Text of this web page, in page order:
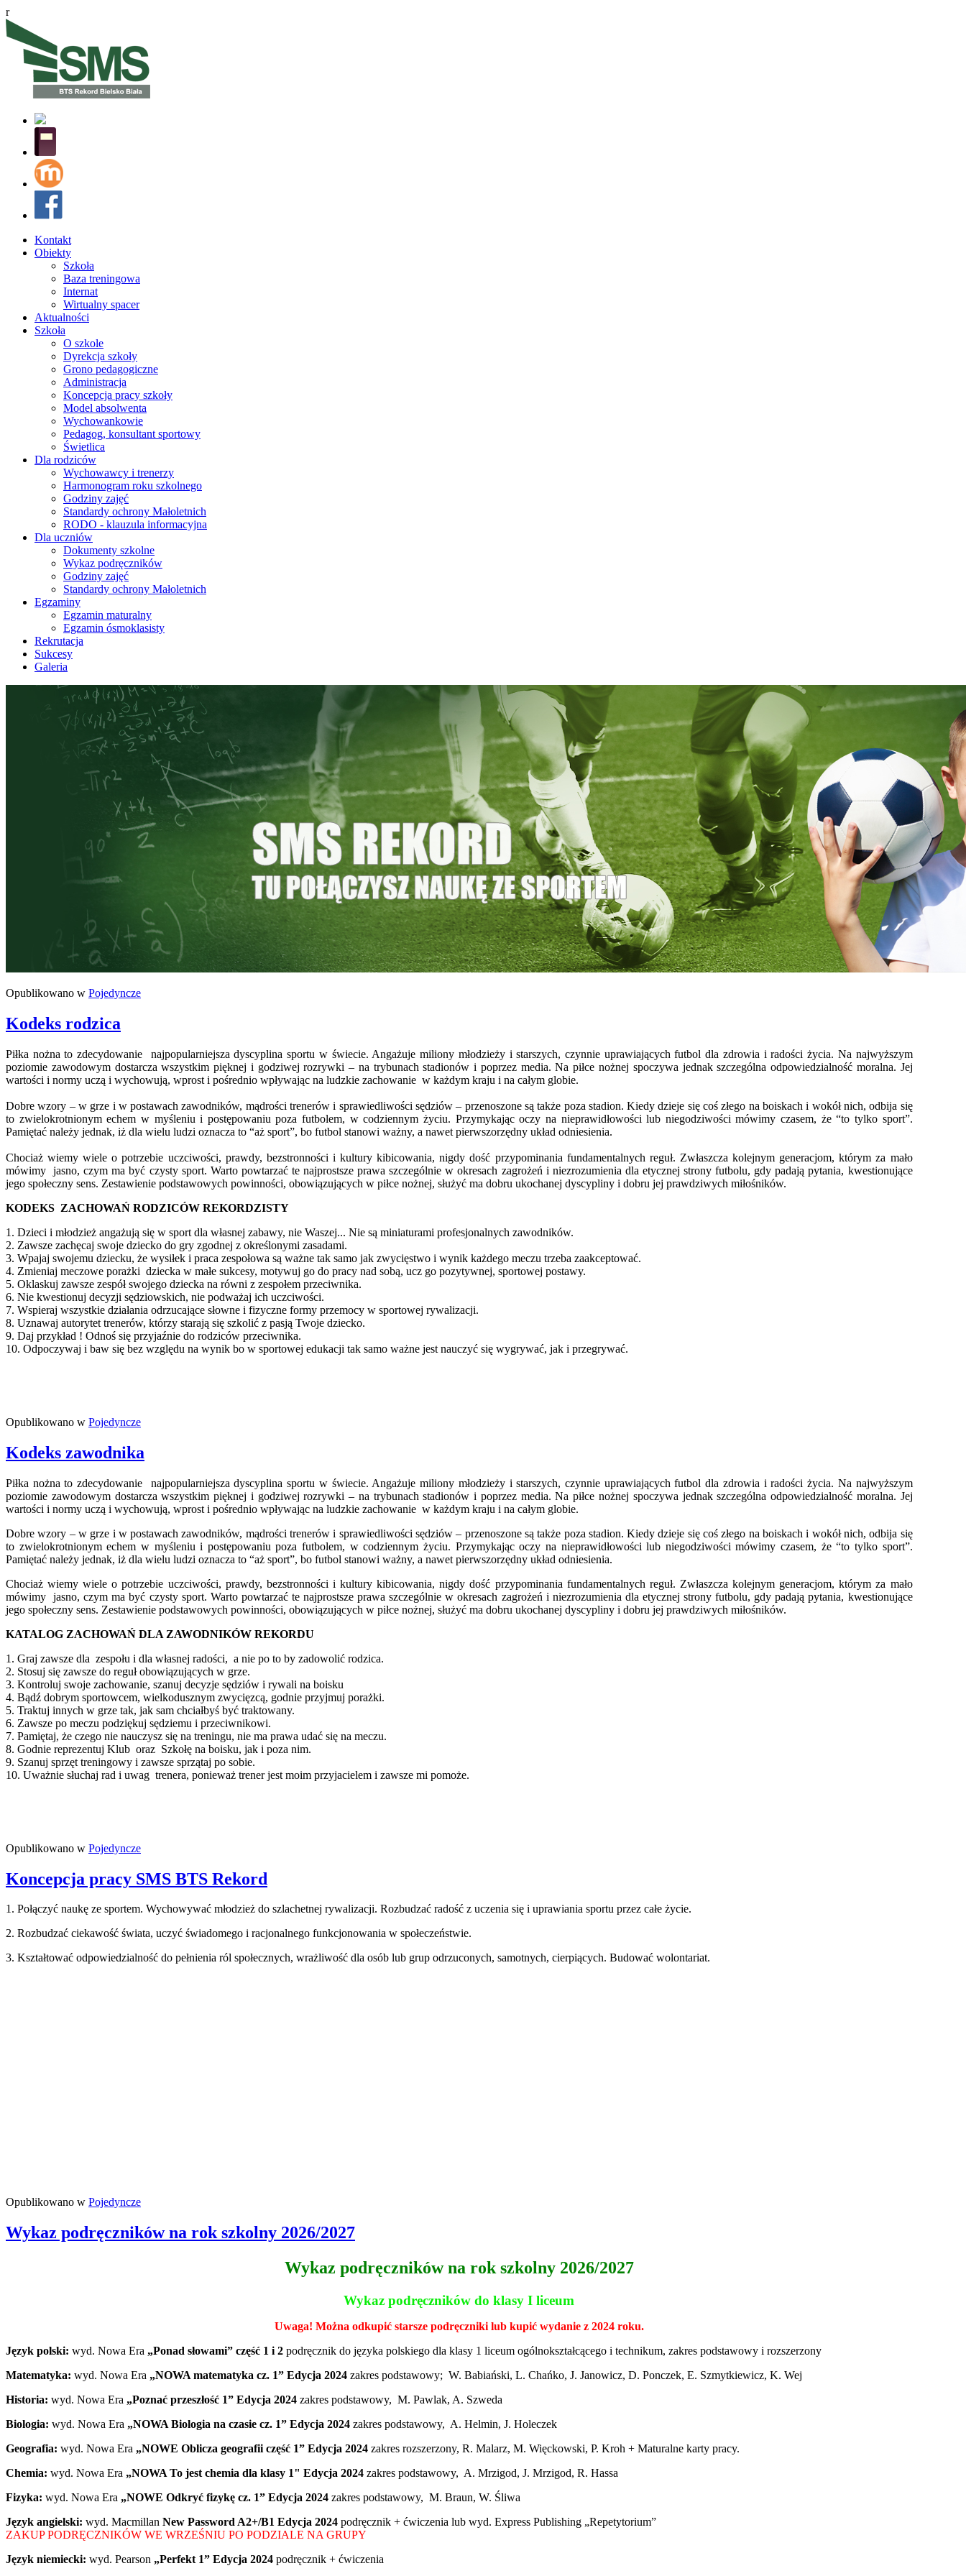
r
Kontakt
Obiekty
Szkoła
Baza treningowa
Internat
Wirtualny spacer
Aktualności
Szkoła
O szkole
Dyrekcja szkoły
Grono pedagogiczne
Administracja
Koncepcja pracy szkoły
Model absolwenta
Wychowankowie
Pedagog, konsultant sportowy
Świetlica
Dla rodziców
Wychowawcy i trenerzy
Harmonogram roku szkolnego
Godziny zajęć
Standardy ochrony Małoletnich
RODO - klauzula informacyjna
Dla uczniów
Dokumenty szkolne
Wykaz podręczników
Godziny zajęć
Standardy ochrony Małoletnich
Egzaminy
Egzamin maturalny
Egzamin ósmoklasisty
Rekrutacja
Sukcesy
Galeria
Opublikowano w Pojedyncze
Kodeks rodzica
Piłka nożna to zdecydowanie najpopularniejsza dyscyplina sportu w świecie. Angażuje miliony młodzieży i starszych, czynnie uprawiających futbol dla zdrowia i radości życia. Na najwyższym
poziomie zawodowym dostarcza wszystkim pięknej i godziwej rozrywki – na trybunach stadionów i poprzez media. Na piłce nożnej spoczywa jednak szczególna odpowiedzialność moralna. Jej
wartości i normy uczą i wychowują, wprost i pośrednio wpływając na ludzkie zachowanie w każdym kraju i na całym globie.
Dobre wzory – w grze i w postawach zawodników, mądrości trenerów i sprawiedliwości sędziów – przenoszone są także poza stadion. Kiedy dzieje się coś złego na boiskach i wokół nich, odbija się
to zwielokrotnionym echem w myśleniu i postępowaniu poza futbolem, w codziennym życiu. Przymykając oczy na nieprawidłowości lub niegodziwości mówimy czasem, że “to tylko sport”.
Pamiętać należy jednak, iż dla wielu ludzi oznacza to “aż sport”, bo futbol stanowi ważny, a nawet pierwszorzędny układ odniesienia.
Chociaż wiemy wiele o potrzebie uczciwości, prawdy, bezstronności i kultury kibicowania, nigdy dość przypominania fundamentalnych reguł. Zwłaszcza kolejnym generacjom, którym za mało
mówimy jasno, czym ma być czysty sport. Warto powtarzać te najprostsze prawa szczególnie w okresach zagrożeń i niezrozumienia dla etycznej strony futbolu, gdy padają pytania, kwestionujące
jego społeczny sens. Zestawienie podstawowych powinności, obowiązujących w piłce nożnej, służyć ma dobru ukochanej dyscypliny i dobru jej prawdziwych miłośników.
KODEKS ZACHOWAŃ RODZICÓW REKORDZISTY
1. Dzieci i młodzież angażują się w sport dla własnej zabawy, nie Waszej... Nie są miniaturami profesjonalnych zawodników.
2. Zawsze zachęcaj swoje dziecko do gry zgodnej z określonymi zasadami.
3. Wpajaj swojemu dziecku, że wysiłek i praca zespołowa są ważne tak samo jak zwycięstwo i wynik każdego meczu trzeba zaakceptować.
4. Zmieniaj meczowe porażki dziecka w małe sukcesy, motywuj go do pracy nad sobą, ucz go pozytywnej, sportowej postawy.
5. Oklaskuj zawsze zespół swojego dziecka na równi z zespołem przeciwnika.
6. Nie kwestionuj decyzji sędziowskich, nie podważaj ich uczciwości.
7. Wspieraj wszystkie działania odrzucające słowne i fizyczne formy przemocy w sportowej rywalizacji.
8. Uznawaj autorytet trenerów, którzy starają się szkolić z pasją Twoje dziecko.
9. Daj przykład ! Odnoś się przyjaźnie do rodziców przeciwnika.
10. Odpoczywaj i baw się bez względu na wynik bo w sportowej edukacji tak samo ważne jest nauczyć się wygrywać, jak i przegrywać.
Opublikowano w Pojedyncze
Kodeks zawodnika
Piłka nożna to zdecydowanie najpopularniejsza dyscyplina sportu w świecie. Angażuje miliony młodzieży i starszych, czynnie uprawiających futbol dla zdrowia i radości życia. Na najwyższym
poziomie zawodowym dostarcza wszystkim pięknej i godziwej rozrywki – na trybunach stadionów i poprzez media. Na piłce nożnej spoczywa jednak szczególna odpowiedzialność moralna. Jej
wartości i normy uczą i wychowują, wprost i pośrednio wpływając na ludzkie zachowanie w każdym kraju i na całym globie.
Dobre wzory – w grze i w postawach zawodników, mądrości trenerów i sprawiedliwości sędziów – przenoszone są także poza stadion. Kiedy dzieje się coś złego na boiskach i wokół nich, odbija się
to zwielokrotnionym echem w myśleniu i postępowaniu poza futbolem, w codziennym życiu. Przymykając oczy na nieprawidłowości lub niegodziwości mówimy czasem, że “to tylko sport”.
Pamiętać należy jednak, iż dla wielu ludzi oznacza to “aż sport”, bo futbol stanowi ważny, a nawet pierwszorzędny układ odniesienia.
Chociaż wiemy wiele o potrzebie uczciwości, prawdy, bezstronności i kultury kibicowania, nigdy dość przypominania fundamentalnych reguł. Zwłaszcza kolejnym generacjom, którym za mało
mówimy jasno, czym ma być czysty sport. Warto powtarzać te najprostsze prawa szczególnie w okresach zagrożeń i niezrozumienia dla etycznej strony futbolu, gdy padają pytania, kwestionujące
jego społeczny sens. Zestawienie podstawowych powinności, obowiązujących w piłce nożnej, służyć ma dobru ukochanej dyscypliny i dobru jej prawdziwych miłośników.
KATALOG ZACHOWAŃ DLA ZAWODNIKÓW REKORDU
1. Graj zawsze dla zespołu i dla własnej radości, a nie po to by zadowolić rodzica.
2. Stosuj się zawsze do reguł obowiązujących w grze.
3. Kontroluj swoje zachowanie, szanuj decyzje sędziów i rywali na boisku
4. Bądź dobrym sportowcem, wielkodusznym zwycięzcą, godnie przyjmuj porażki.
5. Traktuj innych w grze tak, jak sam chciałbyś być traktowany.
6. Zawsze po meczu podziękuj sędziemu i przeciwnikowi.
7. Pamiętaj, że czego nie nauczysz się na treningu, nie ma prawa udać się na meczu.
8. Godnie reprezentuj Klub oraz Szkołę na boisku, jak i poza nim.
9. Szanuj sprzęt treningowy i zawsze sprzątaj po sobie.
10. Uważnie słuchaj rad i uwag trenera, ponieważ trener jest moim przyjacielem i zawsze mi pomoże.
Opublikowano w Pojedyncze
Koncepcja pracy SMS BTS Rekord
1. Połączyć naukę ze sportem. Wychowywać młodzież do szlachetnej rywalizacji. Rozbudzać radość z uczenia się i uprawiania sportu przez całe życie.
2. Rozbudzać ciekawość świata, uczyć świadomego i racjonalnego funkcjonowania w społeczeństwie.
3. Kształtować odpowiedzialność do pełnienia ról społecznych, wrażliwość dla osób lub grup odrzuconych, samotnych, cierpiących. Budować wolontariat.
Opublikowano w Pojedyncze
Wykaz podręczników na rok szkolny 2026/2027
Wykaz podręczników na rok szkolny 2026/2027
Wykaz podręczników do klasy I liceum
Uwaga! Można odkupić starsze podręczniki lub kupić wydanie z 2024 roku.
Język polski: wyd. Nowa Era „Ponad słowami” część 1 i 2 podręcznik do języka polskiego dla klasy 1 liceum ogólnokształcącego i technikum, zakres podstawowy i rozszerzony
Matematyka: wyd. Nowa Era „NOWA matematyka cz. 1” Edycja 2024 zakres podstawowy; W. Babiański, L. Chańko, J. Janowicz, D. Ponczek, E. Szmytkiewicz, K. Wej
Historia: wyd. Nowa Era „Poznać przeszłość 1” Edycja 2024 zakres podstawowy, M. Pawlak, A. Szweda
Biologia: wyd. Nowa Era „NOWA Biologia na czasie cz. 1” Edycja 2024 zakres podstawowy, A. Helmin, J. Holeczek
Geografia: wyd. Nowa Era „NOWE Oblicza geografii część 1” Edycja 2024 zakres rozszerzony, R. Malarz, M. Więckowski, P. Kroh + Maturalne karty pracy.
Chemia: wyd. Nowa Era „NOWA To jest chemia dla klasy 1" Edycja 2024 zakres podstawowy, A. Mrzigod, J. Mrzigod, R. Hassa
Fizyka: wyd. Nowa Era „NOWE Odkryć fizykę cz. 1” Edycja 2024 zakres podstawowy, M. Braun, W. Śliwa
Język angielski: wyd. Macmillan New Password A2+/B1 Edycja 2024 podręcznik + ćwiczenia lub wyd. Express Publishing „Repetytorium”
ZAKUP PODRĘCZNIKÓW WE WRZEŚNIU PO PODZIALE NA GRUPY
Język niemiecki: wyd. Pearson „Perfekt 1” Edycja 2024 podręcznik + ćwiczenia